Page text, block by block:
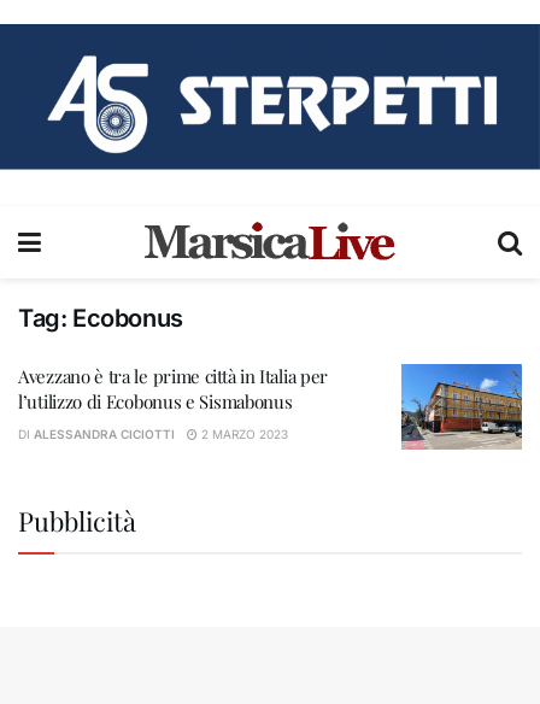
Tag: Ecobonus
Avezzano è tra le prime città in Italia per
l’utilizzo di Ecobonus e Sismabonus
DI ALESSANDRA CICIOTTI 2 MARZO 2023
Pubblicità